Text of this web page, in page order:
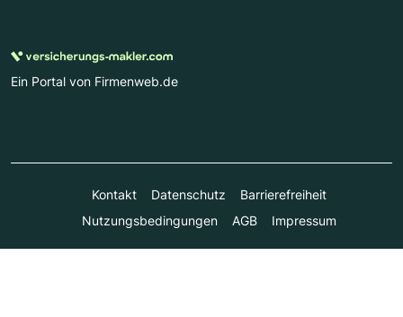
Ein Portal von Firmenweb.de
Kontakt Datenschutz
Barrierefreiheit
Nutzungsbedingungen
AGB Impressum